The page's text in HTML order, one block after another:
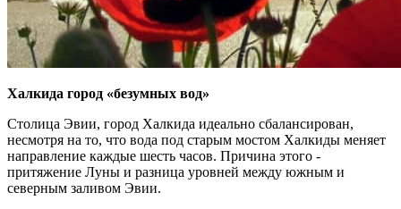
Халкида город «безумных вод»
Столица Эвии, город Халкида идеально сбалансирован,
несмотря на то, что вода под старым мостом Халкиды меняет
направление каждые шесть часов. Причина этого -
притяжение Луны и разница уровней между южным и
северным заливом Эвии.